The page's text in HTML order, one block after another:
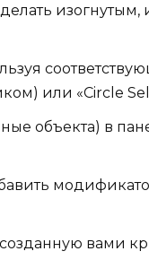
или «Circle
объекта) в
вами